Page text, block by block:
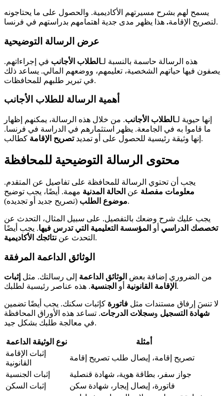
يسمح لهم بشرح مسيرتهم الأكاديمية. والحصول على ما يحتاجونه
لتصريح الإقامة. هذا يظهر مدى جدية اهتمامهم بدراستهم في فرنسا.
عرض الرسالة التوضيحية
هذه الرسالة حاسمة بالنسبة لـالطلاب الأجانب في إجراءاتهم.
يصفون فيها حياتهم الشخصية، تعليمهم، ووضعهم المالي. يساعد ذلك
في تبرير طلبهم للمحافظات.
أهمية الرسالة للطلاب الأجانب
إنها حيوية لـالطلاب الأجانب. من خلال هذه الرسالة، يمكنهم إظهار
ما قاموا به في الجامعة. يظهر استثمارهم في الدراسة في فرنسا.
إنها وثيقة رئيسية للحصول على أو تمديدتصريح الإقامة كطالب.
محتوى الرسالة التوضيحية للمحافظة
يجب أن تحتوي الرسالة للمحافظة على تفاصيل عن المتقدم.
معلومات مفصلة عن الحالة المدنية مهمة. أيضًا، يجب توضيح
موضوع الطلب(تصريح جديد أو تجديده).
يجب عليك شرح وضعك بالتفصيل. على سبيل المثال، التحدث عن
تخصصك الدراسي أو المؤسسة التعليمية التي تدرس فيها. يجب أيضًا
التحدث عن نتائجك الأكاديمية .
الوثائق الداعمة المرفقة
من الضروري إضافة بعض الوثائق الداعمة إلى رسالتك. مثل إثبات
الإقامة القانونية أو الجنسية . هذه عناصر رئيسية لطلبك.
لا تنسَ إرفاق مستندات مثل فاتورة كإثبات سكنك. يجب أيضًا تضمين
شهادة التسجيل وسجلات الدرجات. تساعد هذه الأوراق المحافظة
في معالجة طلبك بشكل جيد.
نوع الوثيقة الداعمة
أمثلة
إثبات الإقامة
القانونية
تصريح إقامة، إيصال طلب تصريح إقامة
إثبات الجنسية
جواز سفر، بطاقة هوية، شهادة قنصلية
إثبات السكن
فاتورة، إيصال إيجار، شهادة سكن